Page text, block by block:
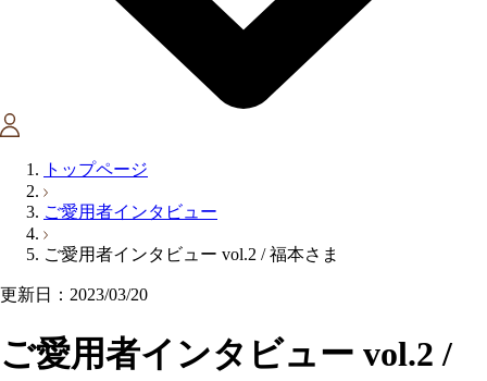
トップページ
ご愛用者インタビュー
ご愛用者インタビュー vol.2 / 福本さま
更新日：2023/03/20
ご愛用者インタビュー vol.2 /